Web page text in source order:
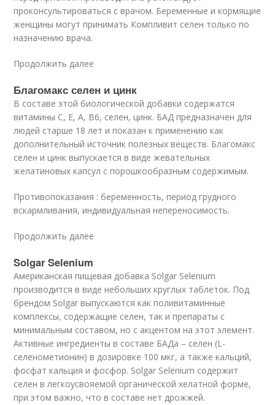
проконсультироваться с врачом. Беременные и кормящие
женщины могут принимать Компливит селен только по
назначению врача.
Продолжить далее
Благомакс селен и цинк
В составе этой биологической добавки содержатся
витамины С, Е, А, В6, селен, цинк. БАД предназначен для
людей старше 18 лет и показан к применению как
дополнительный источник полезных веществ. Благомакс
селен и цинк выпускается в виде жевательных
желатиновых капсул с порошкообразным содержимым.
Противопоказания : беременность, период грудного
вскармливания, индивидуальная непереносимость.
Продолжить далее
Solgar Selenium
Американская пищевая добавка Solgar Selenium
производится в виде небольших круглых таблеток. Под
брендом Solgar выпускаются как поливитаминные
комплексы, содержащие селен, так и препараты с
минимальным составом, но с акцентом на этот элемент.
Активные ингредиенты в составе БАДа – селен (L-
селенометионин) в дозировке 100 мкг, а также кальций,
фосфат кальция и фосфор. Solgar Selenium содержит
селен в легкоусвояемой органической хелатной форме,
при этом важно, что в составе нет дрожжей.